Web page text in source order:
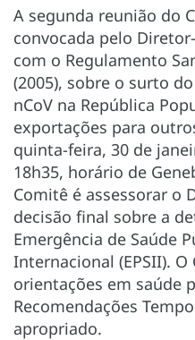
A segunda reunião do
convocada pelo
com o Regulamento
(2005), sobre o surto
nCoV na República
exportações para
quinta-feira, 30 de
18h35, horário de
Comitê é assessorar o
decisão final sobre a
Emergência de Saúde
Internacional (EPSII).
orientações em saúde
Recomendações
apropriado.